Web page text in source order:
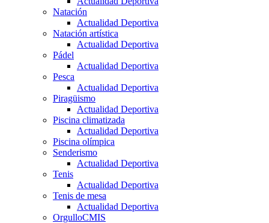
Natación
Actualidad Deportiva
Natación artística
Actualidad Deportiva
Pádel
Actualidad Deportiva
Pesca
Actualidad Deportiva
Piragüismo
Actualidad Deportiva
Piscina climatizada
Actualidad Deportiva
Piscina olímpica
Senderismo
Actualidad Deportiva
Tenis
Actualidad Deportiva
Tenis de mesa
Actualidad Deportiva
OrgulloCMIS